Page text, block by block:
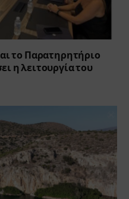
το Παρατηρητήριο
η λειτουργία του